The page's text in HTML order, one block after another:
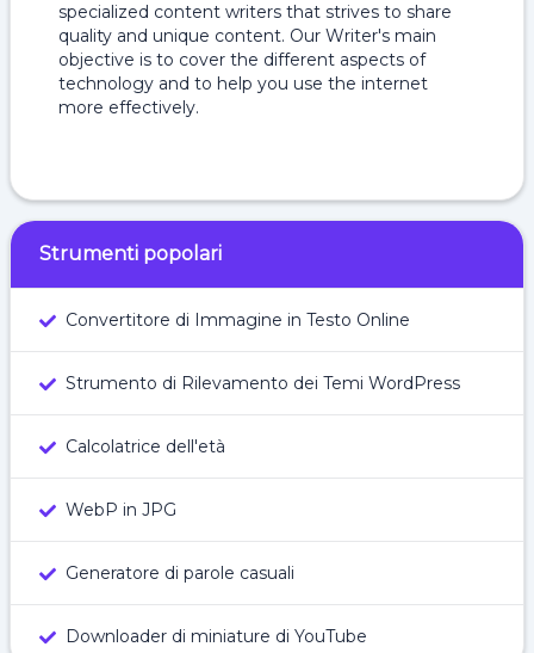
specialized content writers that strives to share
quality and unique content. Our Writer's main
objective is to cover the different aspects of
technology and to help you use the internet
more effectively.
Strumenti popolari
Convertitore di Immagine in Testo Online
Strumento di Rilevamento dei Temi WordPress
Calcolatrice dell'età
WebP in JPG
Generatore di parole casuali
Downloader di miniature di YouTube